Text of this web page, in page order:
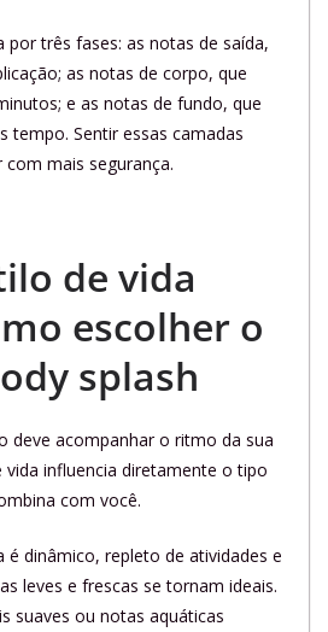
por três fases: as notas de saída,
as notas de corpo, que
e as notas de fundo, que
tempo. Sentir essas camadas
mais segurança.
de vida
escolher o
splash
deve acompanhar o ritmo da sua
vida influencia diretamente o tipo
com você.
é dinâmico, repleto de atividades e
leves e frescas se tornam ideais.
suaves ou notas aquáticas